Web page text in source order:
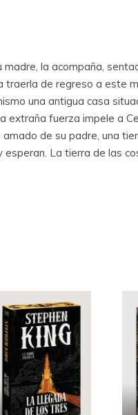
la acompaña,
de regreso a este
una antigua casa
fuerza impele a
de su padre, una
esperan. La tierra de las